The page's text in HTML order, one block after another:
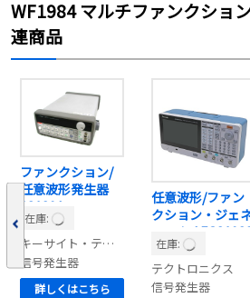
WF1984 マルチファンクショ
連商品
ファンクション/
任意波形発生器
33120A
在庫:
キーサイト・テクノロジー
信号発生器
詳しくはこちら
任意波形/ファン
クション・ジェ
レータ AFG31022
在庫:
テクトロニクス
信号発生器